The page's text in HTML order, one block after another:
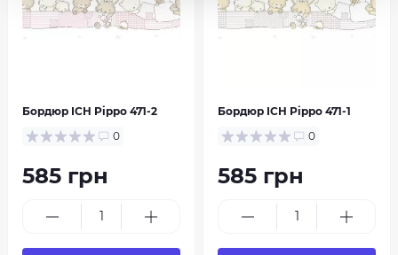
Бордюр ICH Pippo 471-2
0
585 грн
Бордюр ICH Pippo 471-1
0
585 грн